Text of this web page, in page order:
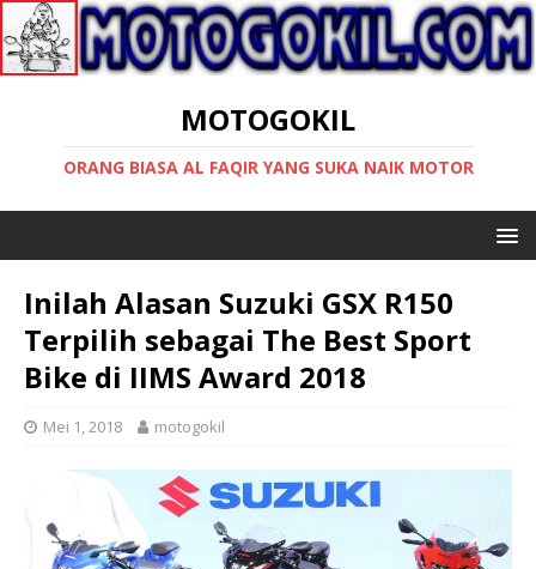
MOTOGOKIL
ORANG BIASA AL FAQIR YANG SUKA NAIK MOTOR
Inilah Alasan Suzuki GSX R150
Terpilih sebagai The Best Sport
Bike di IIMS Award 2018
Mei 1, 2018 motogokil